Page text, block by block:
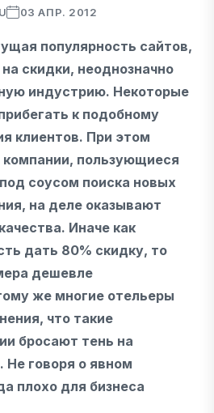
03 АПР. 2012
популярность сайтов,
скидки, неоднозначно
индустрию. Некоторые
к подобному
клиентов. При этом
пользующиеся
соусом поиска новых
на деле оказывают
Иначе как
дать 80% скидку, то
дешевле
же многие отельеры
что такие
бросают тень на
говоря о явном
плохо для бизнеса